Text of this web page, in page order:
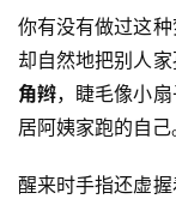
你有没有做过这
却自然地把别人
角辫，睫毛像小
居阿姨家跑的自己
醒来时手指还虚